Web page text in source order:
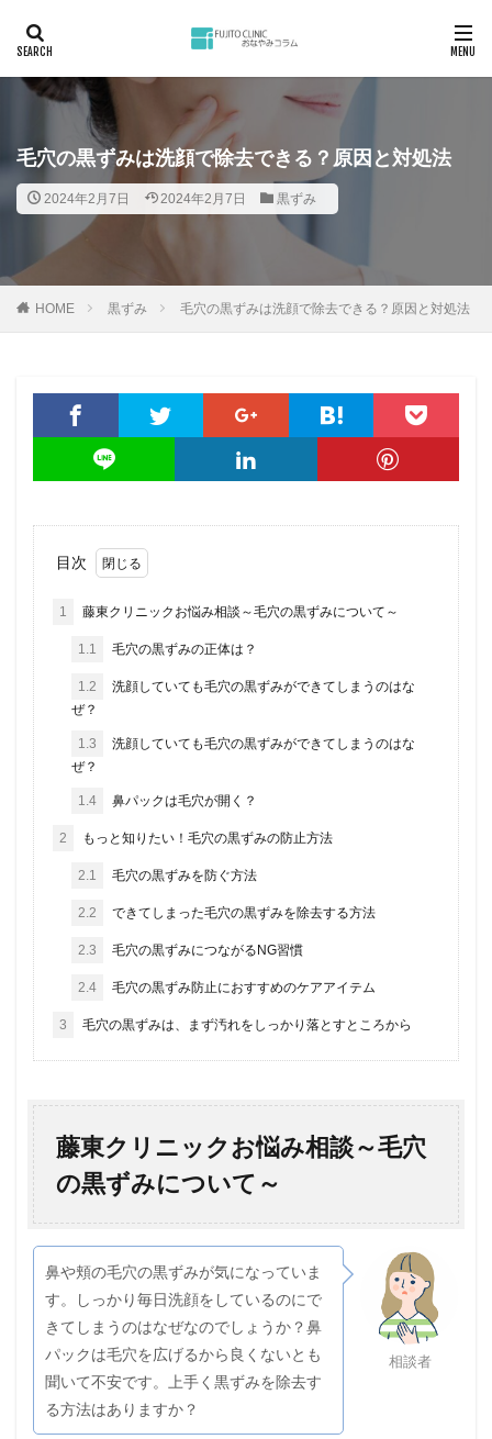
毛穴の黒ずみは洗顔で除去できる？原因と対処法
2024年2月7日 2024年2月7日 黒ずみ
HOME 黒ずみ 毛穴の黒ずみは洗顔で除去できる？原因と対処法
目次
1 藤東クリニックお悩み相談～毛穴の黒ずみについて～
1.1 毛穴の黒ずみの正体は？
1.2
洗顔していても毛穴の黒ずみができてしまうのはな
ぜ？
1.3
洗顔していても毛穴の黒ずみができてしまうのはな
ぜ？
1.4 鼻パックは毛穴が開く？
2 もっと知りたい！毛穴の黒ずみの防止方法
2.1 毛穴の黒ずみを防ぐ方法
2.2 できてしまった毛穴の黒ずみを除去する方法
2.3 毛穴の黒ずみにつながるNG習慣
2.4 毛穴の黒ずみ防止におすすめのケアアイテム
3 毛穴の黒ずみは、まず汚れをしっかり落とすところから
藤東クリニックお悩み相談～毛穴
の黒ずみについて～
相談者
鼻や頬の毛穴の黒ずみが気になっていま
す。しっかり毎日洗顔をしているのにで
きてしまうのはなぜなのでしょうか？鼻
パックは毛穴を広げるから良くないとも
聞いて不安です。上手く黒ずみを除去す
る方法はありますか？
カテゴリー
検索